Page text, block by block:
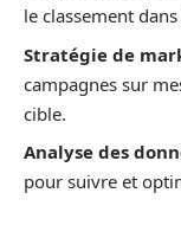
le classement
Stratégie de
campagnes sur
cible.
Analyse des
pour suivre et